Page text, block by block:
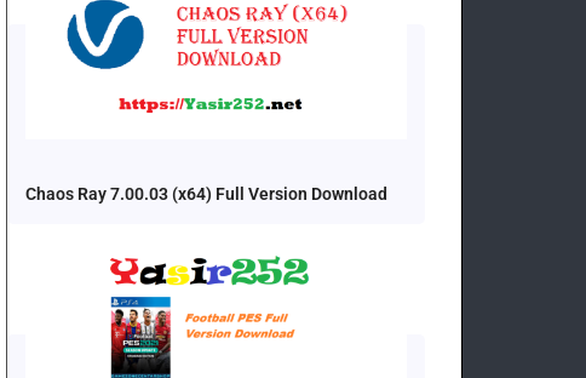
Chaos Ray 7.00.03 (x64) Full Version Download